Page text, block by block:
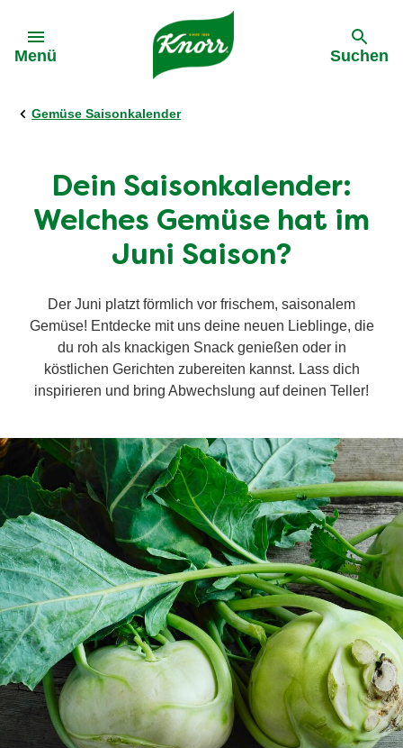
Menü Suchen
Gemüse Saisonkalender
Dein Saisonkalender:
Welches Gemüse hat im
Juni Saison?
Der Juni platzt förmlich vor frischem, saisonalem
Gemüse! Entdecke mit uns deine neuen Lieblinge, die
du roh als knackigen Snack genießen oder in
köstlichen Gerichten zubereiten kannst. Lass dich
inspirieren und bring Abwechslung auf deinen Teller!